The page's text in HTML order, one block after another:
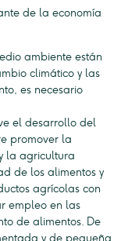
de la economía
ambiente están
climático y las
es necesario
el desarrollo del
promover la
la agricultura
de los alimentos y
agrícolas con
empleo en las
de alimentos. De
y de pequeña